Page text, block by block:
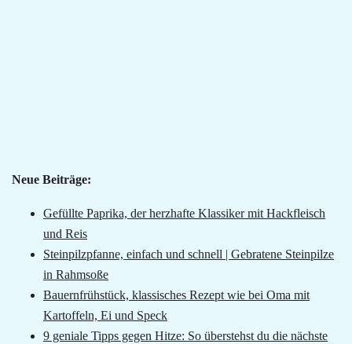
Neue Beiträge:
Gefüllte Paprika, der herzhafte Klassiker mit Hackfleisch
und Reis
Steinpilzpfanne, einfach und schnell | Gebratene Steinpilze
in Rahmsoße
Bauernfrühstück, klassisches Rezept wie bei Oma mit
Kartoffeln, Ei und Speck
9 geniale Tipps gegen Hitze: So überstehst du die nächste